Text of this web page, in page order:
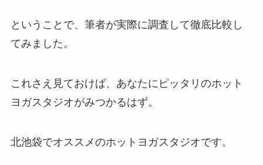
ということで、筆者が実際に調査して徹底比較し
てみました。
これさえ見ておけば、あなたにピッタリのホット
ヨガスタジオがみつかるはず。
北池袋でオススメのホットヨガスタジオです。